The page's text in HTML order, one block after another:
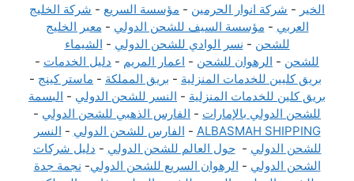
الخير - شركة انوار الحرمين - مؤسسة السريع - شركة الخليج
العربي - مؤسسة السيف للشحن الدولي - معبر الخليج
للشحن - نسر الوادي للشحن الدولي - الشيماء
للشحن - الرهوان للشحن - اعمار المريم - دليل الخدمات -
بريق كليين للخدمات المنزلية - بريق المملكة - ماستر كينج -
بريق كلين للخدمات المنزلية - النسر للشحن الدولي - البسمة
للشحن الدولي بالإمارات - الفارس الذهبي للشحن الدولي -
ALBASMAH SHIPPING
- الفارس للشحن الدولي - النسر
للشحن الدولي -حول العالم للشحن الدولي - دليل شركات
الشحن الدولي - الرهوان السريع للشحن الدولي- نجمة جدة